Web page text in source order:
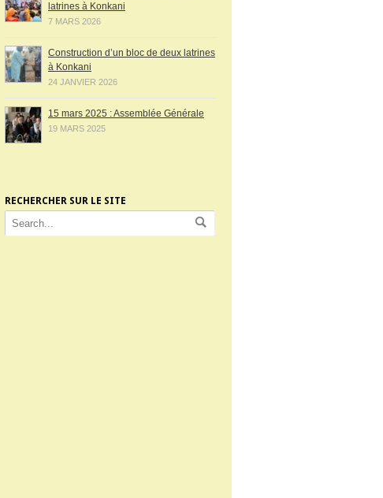
latrines à Konkani
7 MARS 2026
Construction d’un bloc de deux latrines
à Konkani
24 JANVIER 2026
15 mars 2025 : Assemblée Générale
19 MARS 2025
RECHERCHER SUR LE SITE